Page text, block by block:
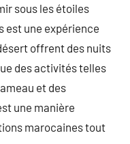
sous les étoiles
est une expérience
offrent des nuits
des activités telles
et des
une manière
marocaines tout